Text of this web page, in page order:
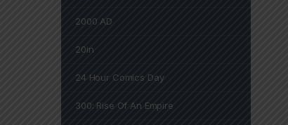
2000 AD
20in
24 Hour Comics Day
300: Rise Of An Empire